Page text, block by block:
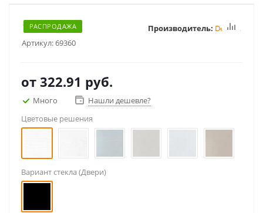
РАСПРОДАЖА
Артикул:69360
Производитель: Deform
от 322.91 руб.
Много
Нашли дешевле?
Цветовые решения
Вариант стекла (Двери)